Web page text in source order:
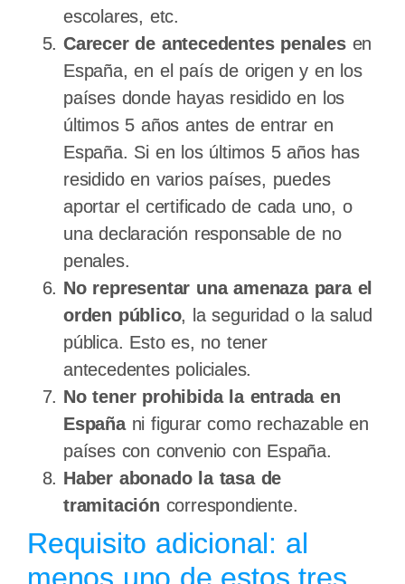
escolares, etc.
Carecer de antecedentes penalesen
España, en el país de origen y en los
países donde hayas residido en los
últimos 5 años antes de entrar en
España. Si en los últimos 5 años has
residido en varios países, puedes
aportar el certificado de cada uno, o
una declaración responsable de no
penales.
No representar una amenaza para el
orden público, la seguridad o la salud
pública. Esto es, no tener
antecedentes policiales.
No tener prohibida la entrada en
Españani figurar como rechazable en
países con convenio con España.
Haber abonado la tasa de
tramitación correspondiente.
Requisito adicional: al
menos uno de estos tres